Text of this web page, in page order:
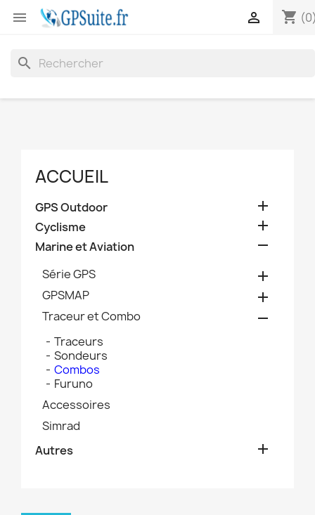
 shopping_cart

search
ACCUEIL
GPS Outdoor 
Cyclisme 
Marine et Aviation 
Série GPS 
GPSMAP 
Traceur et Combo 
Traceurs
Sondeurs
Combos
Furuno
Accessoires
Simrad
Autres
